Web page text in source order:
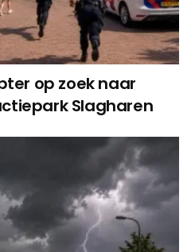
op zoek naar
Slagharen